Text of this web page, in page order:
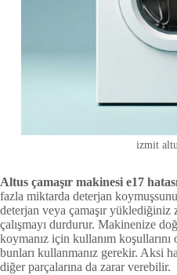
izmit
Altus çamaşır makinesi e17
fazla miktarda deterjan
deterjan veya çamaşır yüklediğiniz
çalışmayı durdurur. Makinenize
koymanız için kullanım
bunları kullanmanız gerekir. Aksi
diğer parçalarına da zarar verebilir.